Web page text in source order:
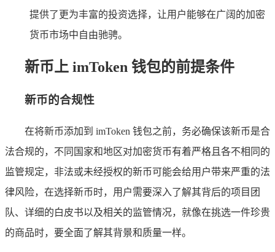
提供了更为丰富的投资选择，让用户能够在广阔的加密
货币市场中自由驰骋。
新币上 imToken 钱包的前提条件
新币的合规性
在将新币添加到 imToken 钱包之前，务必确保该新币是合
法合规的，不同国家和地区对加密货币有着严格且各不相同的
监管规定，非法或未经授权的新币可能会给用户带来严重的法
律风险，在选择新币时，用户需要深入了解其背后的项目团
队、详细的白皮书以及相关的监管情况，就像在挑选一件珍贵
的商品时，要全面了解其背景和质量一样。